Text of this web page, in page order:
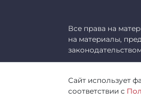
Все права на
на материалы,
Сайт использует
соответствии с